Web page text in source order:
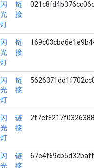
闪
光
灯
链
接
闪
光
灯
链
接
闪
光
灯
链
接
闪
光
灯
链
接
闪
光
链
接